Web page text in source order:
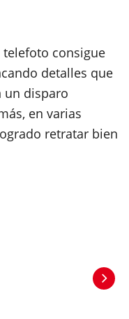
telefoto consigue
detalles que
un disparo
en varias
retratar bien